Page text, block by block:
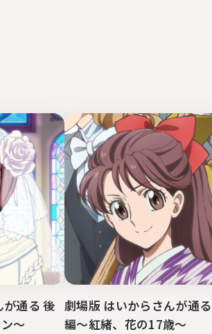
通る 後
～
劇場版 はいからさんが通
編～紅緒、花の17歳～